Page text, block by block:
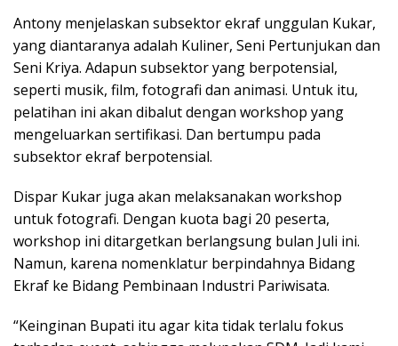
Antony menjelaskan subsektor ekraf unggulan Kukar,
yang diantaranya adalah Kuliner, Seni Pertunjukan dan
Seni Kriya. Adapun subsektor yang berpotensial,
seperti musik, film, fotografi dan animasi. Untuk itu,
pelatihan ini akan dibalut dengan workshop yang
mengeluarkan sertifikasi. Dan bertumpu pada
subsektor ekraf berpotensial.
Dispar Kukar juga akan melaksanakan workshop
untuk fotografi. Dengan kuota bagi 20 peserta,
workshop ini ditargetkan berlangsung bulan Juli ini.
Namun, karena nomenklatur berpindahnya Bidang
Ekraf ke Bidang Pembinaan Industri Pariwisata.
“Keinginan Bupati itu agar kita tidak terlalu fokus